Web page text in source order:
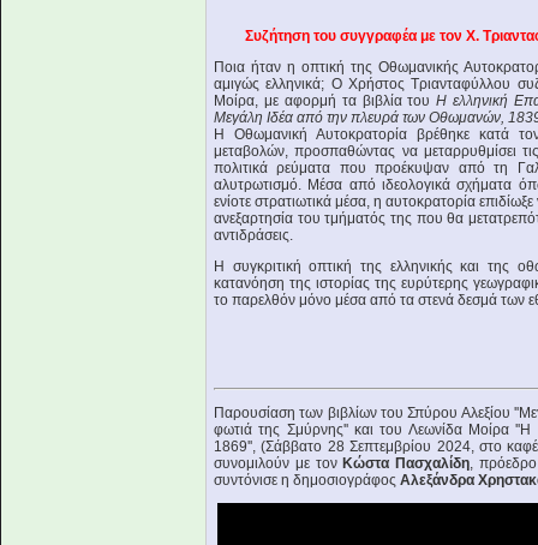
Συζήτηση του συγγραφέα με τον Χ.
Ποια ήταν η οπτική της Οθωμανικής
αμιγώς ελληνικά; Ο Χρήστος Τριανταφύλλου
Μοίρα, με αφορμή τα βιβλία τουΗ ελληνική
Μεγάλη Ιδέα από την πλευρά των Οθωμανών,
Η Οθωμανική Αυτοκρατορία βρέθηκε κατά
μεταβολών, προσπαθώντας να μεταρρυθμίσει
πολιτικά ρεύματα που προέκυψαν από τη
αλυτρωτισμό. Μέσα από ιδεολογικά σχήματα
ενίοτε στρατιωτικά μέσα, η αυτοκρατορία
ανεξαρτησία του τμήματός της που θα
αντιδράσεις.
Η συγκριτική οπτική της ελληνικής και της
κατανόηση της ιστορίας της ευρύτερης
το παρελθόν μόνο μέσα από τα στενά δεσμά των
Παρουσίαση των βιβλίων του Σπύρου Αλεξίου
φωτιά της Σμύρνης'' και του Λεωνίδα Μοίρα
1869'', (Σάββατο 28 Σεπτεμβρίου 2024, στο
συνομιλούν με τον Κώστα Πασχαλίδη,
συντόνισε η δημοσιογράφος Αλεξάνδρα